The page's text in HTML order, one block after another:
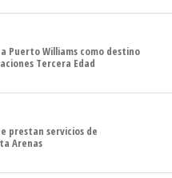
Puerto Williams como destino
Tercera Edad
prestan servicios de
Arenas